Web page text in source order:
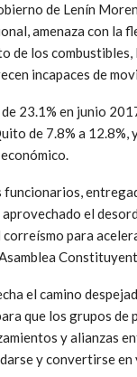
de Lenín
amenaza con la
de los
incapaces de
23.1% en junio
de 7.8% a
funcionarios,
el
para
el camino
que los grupos
y alianzas
y convertirse en